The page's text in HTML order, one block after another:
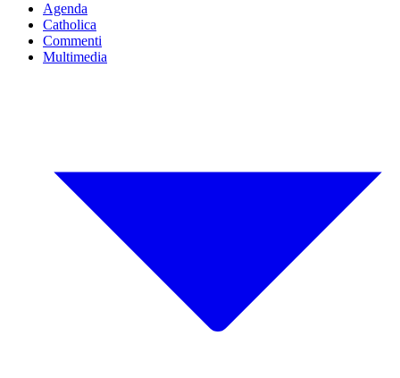
Agenda
Catholica
Commenti
Multimedia